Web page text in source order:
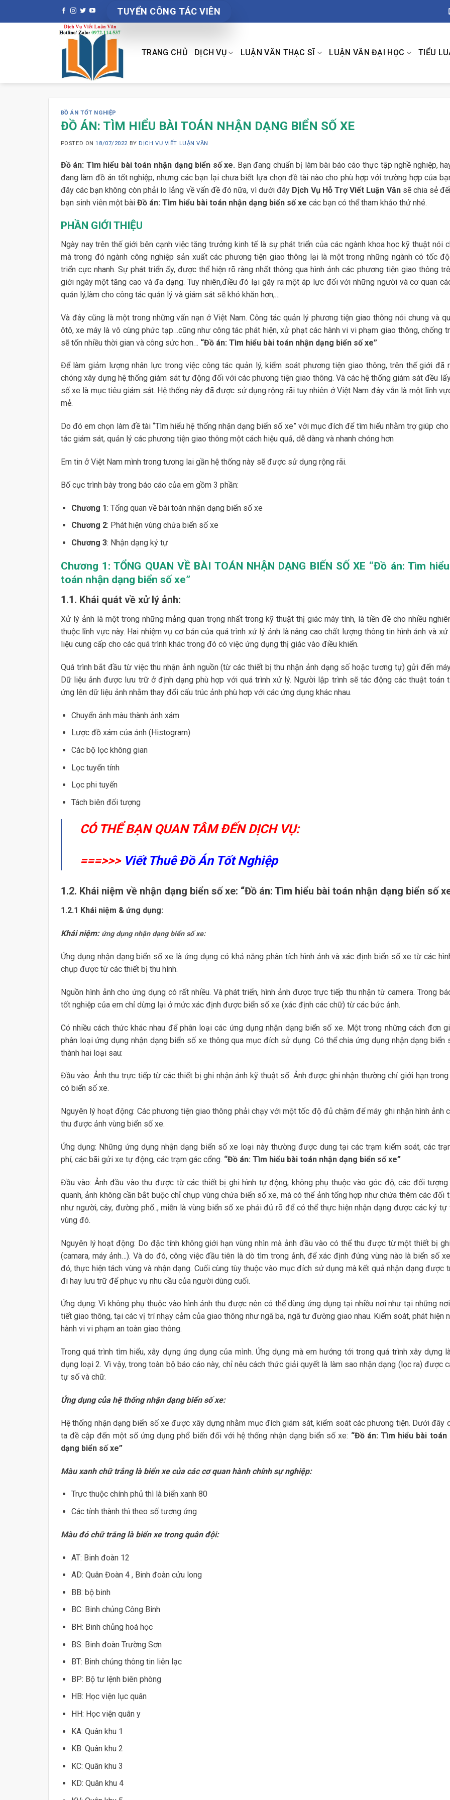
TUYỂN CÔNG TÁC VIÊN
TRANG CHỦ DỊCH VỤ LUẬN VĂN THẠC SĨ LUẬN VĂN ĐẠI HỌC TIỂU
ĐỒ ÁN TỐT NGHIỆP
ĐỒ ÁN: TÌM HIỂU BÀI TOÁN NHẬN DẠNG BIỂN SỐ XE
POSTED ON18/07/2022 BY DỊCH VỤ VIẾT LUẬN VĂN
Đồ án: Tìm hiểu bài toán nhận dạng biển số xe. Bạn đang chuẩn bị làm bài báo cáo thực tập nghề nghiệp,
đang làm đồ án tốt nghiệp, nhưng các bạn lại chưa biết lựa chọn đề tài nào cho phù hợp với trường hợp của
đây các bạn không còn phải lo lắng về vấn đề đó nữa, vì dưới đây Dịch Vụ Hỗ Trợ Viết Luận Văn sẽ chia sẻ
bạn sinh viên một bàiĐồ án: Tìm hiểu bài toán nhận dạng biển số xe các bạn có thể tham khảo thử nhé.
PHẦN GIỚI THIỆU
Ngày nay trên thế giới bên cạnh việc tăng trưởng kinh tế là sự phát triển của các ngành khoa học kỹ thuật nói
mà trong đó ngành công nghiệp sản xuất các phương tiện giao thông lại là một trong những ngành có tốc
triển cực nhanh. Sự phát triển ấy, được thể hiện rõ ràng nhất thông qua hình ảnh các phương tiện giao thông
giới ngày một tăng cao và đa dạng. Tuy nhiên,điều đó lại gây ra một áp lực đối với những người và cơ quan
quản lý,làm cho công tác quản lý và giám sát sẽ khó khăn hơn,…
Và đây cũng là một trong những vấn nạn ở Việt Nam. Công tác quản lý phương tiện giao thông nói chung và
ôtô, xe máy là vô cùng phức tạp…cũng như công tác phát hiện, xử phạt các hành vi vi phạm giao thông, chống
sẽ tốn nhiều thời gian và công sức hơn… “Đồ án: Tìm hiểu bài toán nhận dạng biển số xe”
Để làm giảm lượng nhân lực trong việc công tác quản lý, kiểm soát phương tiện giao thông, trên thế giới đã
chóng xây dựng hệ thống giám sát tự động đối với các phương tiện giao thông. Và các hệ thống giám sát đều
số xe là mục tiêu giám sát. Hệ thống này đã được sử dụng rộng rãi tuy nhiên ở Việt Nam đây vẫn là một lĩnh
mẻ.
Do đó em chọn làm đề tài “Tìm hiểu hệ thống nhận dạng biển số xe” với mục đích để tìm hiểu nhằm trợ giúp
tác giám sát, quản lý các phương tiện giao thông một cách hiệu quả, dễ dàng và nhanh chóng hơn
Em tin ở Việt Nam mình trong tương lai gần hệ thống này sẽ được sử dụng rộng rãi.
Bố cục trình bày trong báo cáo của em gồm 3 phần:
Chương 1: Tổng quan về bài toán nhận dạng biển số xe
Chương 2: Phát hiện vùng chứa biển số xe
Chương 3: Nhận dạng ký tự
Chương 1:TỔNG QUAN VỀ BÀI TOÁN NHẬN DẠNG BIẾN SỐ XE “Đồ án: Tìm
toán nhận dạng biển số xe”
1.1. Khái quát về xử lý ảnh:
Xử lý ảnh là một trong những mảng quan trọng nhất trong kỹ thuật thị giác máy tính, là tiền đề cho nhiều
thuộc lĩnh vực này. Hai nhiệm vụ cơ bản của quá trình xử lý ảnh là nâng cao chất lượng thông tin hình ảnh và
liệu cung cấp cho các quá trình khác trong đó có việc ứng dụng thị giác vào điều khiển.
Quá trình bắt đầu từ việc thu nhận ảnh nguồn (từ các thiết bị thu nhận ảnh dạng số hoặc tương tự) gửi đến
Dữ liệu ảnh được lưu trữ ở định dạng phù hợp với quá trình xử lý. Người lập trình sẽ tác động các thuật toán
ứng lên dữ liệu ảnh nhằm thay đổi cấu trúc ảnh phù hơp với các ứng dụng khác nhau.
Chuyển ảnh màu thành ảnh xám
Lược đồ xám của ảnh (Histogram)
Các bộ lọc không gian
Lọc tuyến tính
Lọc phi tuyến
Tách biên đối tượng
CÓ THỂ BẠN QUAN TÂM ĐẾN DỊCH VỤ:
===>>> Viết Thuê Đồ Án Tốt Nghiệp
1.2. Khái niệm về nhận dạng biển số xe: “Đồ án: Tìm hiểu bài toán nhận dạng biển số
1.2.1 Khái niệm & ứng dụng:
Khái niệm: ứng dụng nhận dạng biển số xe:
Ứng dụng nhận dạng biển số xe là ứng dụng có khả năng phân tích hình ảnh và xác định biển số xe từ các
chụp được từ các thiết bị thu hình.
Nguồn hình ảnh cho ứng dụng có rất nhiều. Và phát triển, hình ảnh được trực tiếp thu nhận từ camera. Trong
tốt nghiệp của em chỉ dừng lại ở mức xác định được biển số xe (xác định các chữ) từ các bức ảnh.
Có nhiều cách thức khác nhau để phân loại các ứng dụng nhận dạng biển số xe. Một trong những cách đơn
phân loại ứng dụng nhận dạng biển số xe thông qua mục đích sử dụng. Có thể chia ứng dụng nhận dạng biển
thành hai loại sau:
Đầu vào: Ảnh thu trực tiếp từ các thiết bị ghi nhận ảnh kỹ thuật số. Ảnh được ghi nhận thường chỉ giới hạn trong
có biển số xe.
Nguyên lý hoạt động: Các phương tiện giao thông phải chạy với một tốc độ đủ chậm để máy ghi nhận hình ảnh
thu được ảnh vùng biển số xe.
Ứng dụng: Những ứng dụng nhận dạng biển số xe loại này thường được dung tại các trạm kiểm soát, các
phí, các bãi gửi xe tự động, các trạm gác cổng. “Đồ án: Tìm hiểu bài toán nhận dạng biển số xe”
Đầu vào: Ảnh đầu vào thu được từ các thiết bị ghi hình tự động, không phụ thuộc vào góc độ, các đối tượng
quanh, ảnh không cần bắt buộc chỉ chụp vùng chứa biển số xe, mà có thể ảnh tổng hợp như chứa thêm các đối
như người, cây, đường phố.., miễn là vùng biển số xe phải đủ rõ để có thể thực hiện nhận dạng được các ký tự
vùng đó.
Nguyên lý hoạt động: Do đặc tính không giới hạn vùng nhìn mà ảnh đầu vào có thể thu được từ một thiết bị
(camara, máy ảnh…). Và do đó, công việc đầu tiên là dò tìm trong ảnh, để xác định đúng vùng nào là biển số
đó, thực hiện tách vùng và nhận dạng. Cuối cùng tùy thuộc vào mục đích sử dụng mà kết quả nhận dạng được
đi hay lưu trữ để phục vụ nhu cầu của người dùng cuối.
Ứng dụng: Vì không phụ thuộc vào hình ảnh thu được nên có thể dùng ứng dụng tại nhiều nơi như tại những
tiết giao thông, tại các vị trí nhạy cảm của giao thông như ngã ba, ngã tư đường giao nhau. Kiểm soát, phát hiện
hành vi vi phạm an toàn giao thông.
Trong quá trình tìm hiểu, xây dựng ứng dụng của mình. Ứng dụng mà em hướng tới trong quá trình xây dựng
dụng loại 2. Vì vậy, trong toàn bộ báo cáo này, chỉ nêu cách thức giải quyết là làm sao nhận dạng (lọc ra) được
tự số và chữ.
Ứng dụng của hệ thống nhận dạng biển số xe:
Hệ thống nhận dạng biển số xe được xây dựng nhằm mục đích giám sát, kiểm soát các phương tiện. Dưới đây
ta đề cập đến một số ứng dụng phổ biến đối với hệ thống nhận dạng biển số xe: “Đồ án: Tìm hiểu bài toán
dạng biển số xe”
Màu xanh chữ trắng là biển xe của các cơ quan hành chính sự nghiệp:
Trực thuộc chính phủ thì là biển xanh 80
Các tỉnh thành thì theo số tương ứng
Màu đỏ chữ trắng là biển xe trong quân đội:
AT: Binh đoàn 12
AD: Quân Đoàn 4 , Binh đoàn cửu long
BB: bộ binh
BC: Binh chủng Công Binh
BH: Binh chủng hoá học
BS: Binh đoàn Trường Sơn
BT: Binh chủng thông tin liên lạc
BP: Bộ tư lệnh biên phòng
HB: Học viện lục quân
HH: Học viện quân y
KA: Quân khu 1
KB: Quân khu 2
KC: Quân khu 3
KD: Quân khu 4